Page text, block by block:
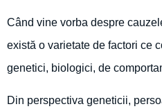
Când vine vorba despre
există o varietate de factori ce
genetici, biologici, de
Din perspectiva geneticii,